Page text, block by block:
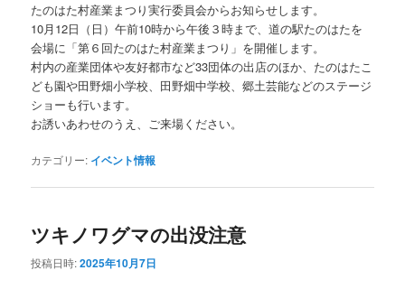
たのはた村産業まつり実行委員会からお知らせします。
10月12日（日）午前10時から午後３時まで、道の駅たのはたを
会場に「第６回たのはた村産業まつり」を開催します。
村内の産業団体や友好都市など33団体の出店のほか、たのはたこ
ども園や田野畑小学校、田野畑中学校、郷土芸能などのステージ
ショーも行います。
お誘いあわせのうえ、ご来場ください。
カテゴリー: イベント情報
ツキノワグマの出没注意
投稿日時:2025年10月7日